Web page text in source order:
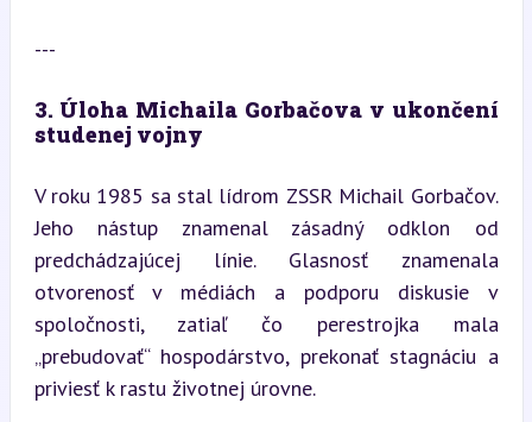
---
3. Úloha Michaila Gorbačova v ukončení
studenej vojny
V roku 1985 sa stal lídrom ZSSR Michail Gorbačov.
Jeho nástup znamenal zásadný odklon od
predchádzajúcej línie. Glasnosť znamenala
otvorenosť v médiách a podporu diskusie v
spoločnosti, zatiaľ čo perestrojka mala
„prebudovať“ hospodárstvo, prekonať stagnáciu a
priviesť k rastu životnej úrovne.